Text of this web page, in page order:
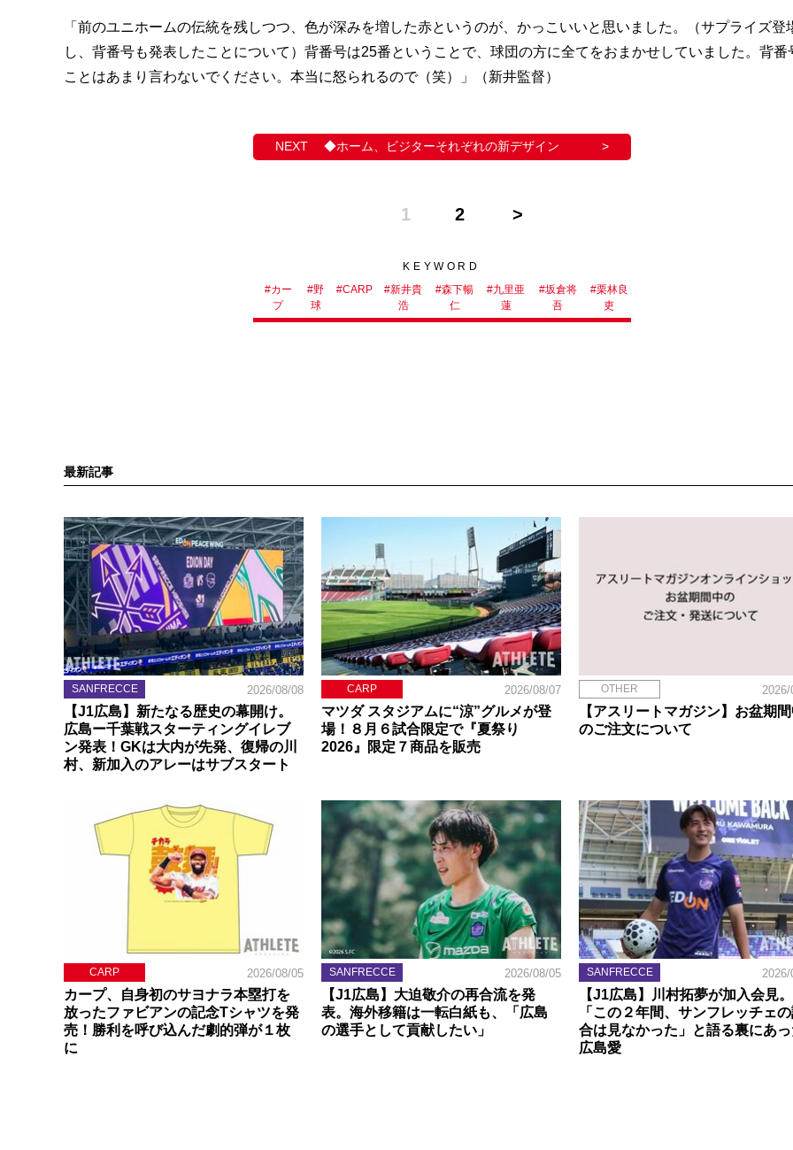
「前のユニホームの伝統を残しつつ、色が深みを増した赤というのが、かっこいいと思いました。（サプライズ登
し、背番号も発表したことについて）背番号は25番ということで、球団の方に全てをおまかせしていました。背番
ことはあまり言わないでください。本当に怒られるので（笑）」（新井監督）
◆ホーム、ビジターそれぞれの新デザイン
1 2
KEYWORD
#カー
プ
#野
球
#CARP #新井貴
浩
#森下暢
仁
#九里亜
蓮
#坂倉将
吾
#栗林良
吏
最新記事
SANFRECCE 2026/08/08
【J1広島】新たなる歴史の幕開け。
広島ー千葉戦スターティングイレブ
ン発表！GKは大内が先発、復帰の川
村、新加入のアレーはサブスタート
CARP 2026/08/07
マツダ スタジアムに“涼”グルメが登
場！８月６試合限定で『夏祭り
2026』限定７商品を販売
OTHER
【アスリートマガジン】お盆期
のご注文について
CARP 2026/08/05
カープ、自身初のサヨナラ本塁打を
放ったファビアンの記念Tシャツを発
売！勝利を呼び込んだ劇的弾が１枚
に
SANFRECCE 2026/08/05
【J1広島】大迫敬介の再合流を発
表。海外移籍は一転白紙も、「広島
の選手として貢献したい」
SANFRECCE
【J1広島】川村拓夢が加入会見。
「この２年間、サンフレッチェ
合は見なかった」と語る裏にあ
広島愛